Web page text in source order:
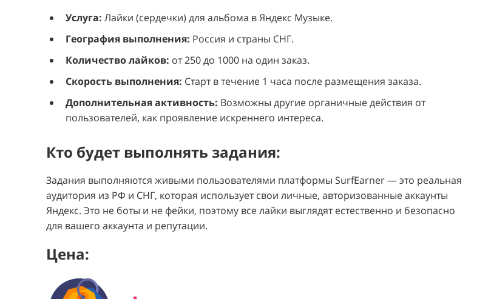
Услуга: Лайки (сердечки) для альбома в Яндекс Музыке.
География выполнения: Россия и страны СНГ.
Количество лайков: от 250 до 1000 на один заказ.
Скорость выполнения: Старт в течение 1 часа после размещения заказа.
Дополнительная активность: Возможны другие органичные действия от
пользователей, как проявление искреннего интереса.
Кто будет выполнять задания:
Задания выполняются живыми пользователями платформы SurfEarner — это реальная
аудитория из РФ и СНГ, которая использует свои личные, авторизованные аккаунты
Яндекс. Это не боты и не фейки, поэтому все лайки выглядят естественно и безопасно
для вашего аккаунта и репутации.
Цена: